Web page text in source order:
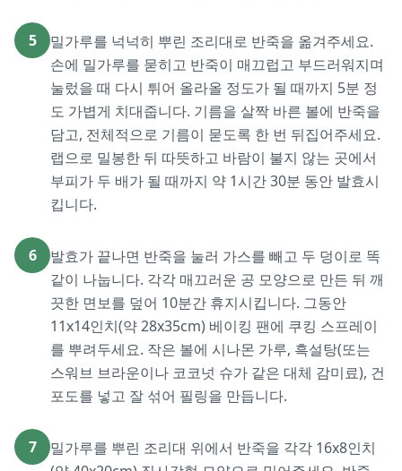
5
밀가루를 넉넉히 뿌린 조리대로 반죽을 옮겨주세요.
손에 밀가루를 묻히고 반죽이 매끄럽고 부드러워지며
눌렀을 때 다시 튀어 올라올 정도가 될 때까지 5분 정
도 가볍게 치대줍니다. 기름을 살짝 바른 볼에 반죽을
담고, 전체적으로 기름이 묻도록 한 번 뒤집어주세요.
랩으로 밀봉한 뒤 따뜻하고 바람이 불지 않는 곳에서
부피가 두 배가 될 때까지 약 1시간 30분 동안 발효시
킵니다.
6
발효가 끝나면 반죽을 눌러 가스를 빼고 두 덩이로 똑
같이 나눕니다. 각각 매끄러운 공 모양으로 만든 뒤 깨
끗한 면보를 덮어 10분간 휴지시킵니다. 그동안
11x14인치(약 28x35cm) 베이킹 팬에 쿠킹 스프레이
를 뿌려두세요. 작은 볼에 시나몬 가루, 흑설탕(또는
스워브 브라운이나 코코넛 슈가 같은 대체 감미료), 건
포도를 넣고 잘 섞어 필링을 만듭니다.
7
밀가루를 뿌린 조리대 위에서 반죽을 각각 16x8인치